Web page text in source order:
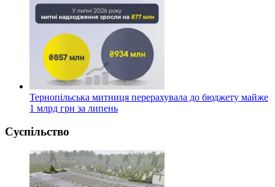
Тернопільська митниця перерахувала до бюджету майже
1 млрд грн за липень
Суспільство